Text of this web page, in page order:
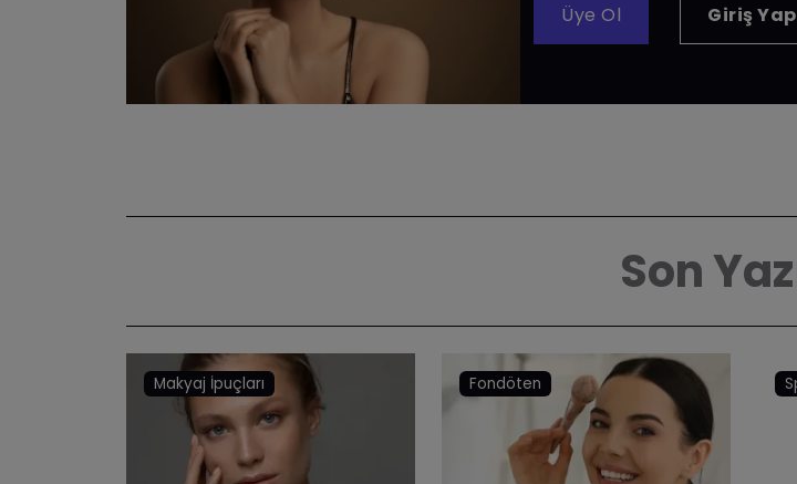
Üye Ol
Giriş Yap
Son
Makyaj İpuçları Fondöten